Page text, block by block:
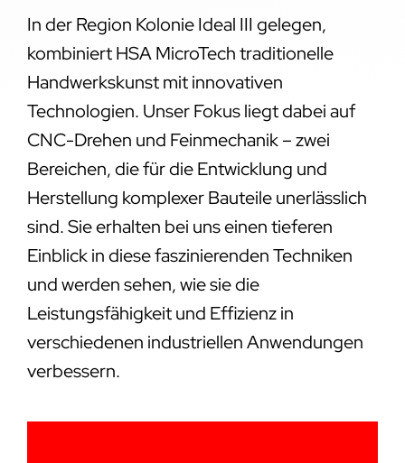
In der Region Kolonie Ideal III gelegen,
kombiniert HSA MicroTech traditionelle
Handwerkskunst mit innovativen
Technologien. Unser Fokus liegt dabei auf
CNC-Drehen und Feinmechanik – zwei
Bereichen, die für die Entwicklung und
Herstellung komplexer Bauteile unerlässlich
sind. Sie erhalten bei uns einen tieferen
Einblick in diese faszinierenden Techniken
und werden sehen, wie sie die
Leistungsfähigkeit und Effizienz in
verschiedenen industriellen Anwendungen
verbessern.